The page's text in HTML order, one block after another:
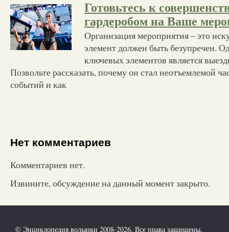
Готовьтесь к
гардеробом на Ваше
Организация мероприятия – это
элемент должен быть безупречен.
ключевых элементов является
Позвольте рассказать, почему он стал неотъемлемой
событий и как
Нет комментариев
Комментариев нет.
Извините, обсуждение на данный момент закрыто.
© Энциклопедия волынки 2008-2026. Все права защищены.